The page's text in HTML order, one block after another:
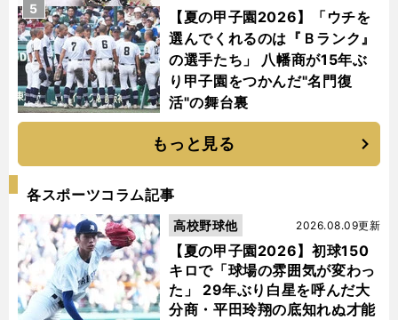
【夏の甲子園2026】「ウチを
選んでくれるのは『Ｂランク』
の選手たち」 八幡商が15年ぶ
り甲子園をつかんだ"名門復
活"の舞台裏
5
もっと見る
各スポーツコラム記事
【夏の甲子園2026】初球150
キロで「球場の雰囲気が変わっ
た」 29年ぶり白星を呼んだ大
分商・平田玲翔の底知れぬ才能
2026.08.09更新
高校野球他